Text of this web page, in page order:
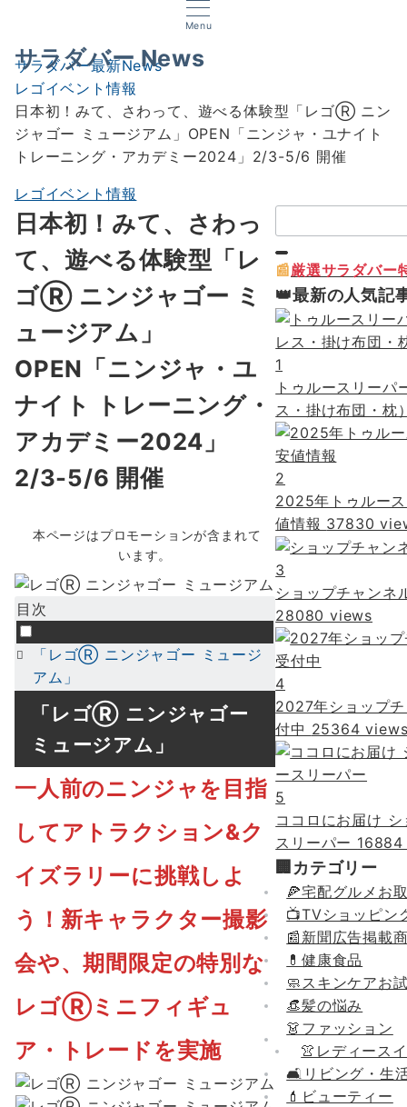
Menu
サラダバー News
サラダバー最新News
レゴイベント情報
日本初！みて、さわって、遊べる体験型「レゴⓇ ニン
ジャゴー ミュージアム」OPEN「ニンジャ・ユナイト
トレーニング・アカデミー2024」2/3-5/6 開催
レゴイベント情報
日本初！みて、さわっ
て、遊べる体験型「レ
ゴⓇ ニンジャゴー ミ
ュージアム」
OPEN「ニンジャ・ユ
ナイト トレーニング・
アカデミー2024」
2/3-5/6 開催
本ページはプロモーションが含まれて
います。
目次
「レゴⓇ ニンジャゴー ミュージ
アム」
「レゴⓇ ニンジャゴー
ミュージアム」
一人前のニンジャを目指
してアトラクション&ク
イズラリーに挑戦しよ
う！新キャラクター撮影
会や、期間限定の特別な
レゴⓇミニフィギュ
ア・トレードを実施
索：
📰厳選サラダバー
👑最新の人気記
1
トゥルースリーパ
ス・掛け布団・枕
2
2025年トゥルー
値情報 37830
3
ショップチャンネ
28080 views
4
2027年ショップ
付中 25364
5
ココロにお届け
スリーパー
🏢カテゴリー
🍕宅配グルメお
📺TVショッピン
📰新聞広告掲載
💊健康食品
🧼スキンケアお
👒髪の悩み
👗ファッション
👚レディース
🛋リビング・生
💄ビューティー